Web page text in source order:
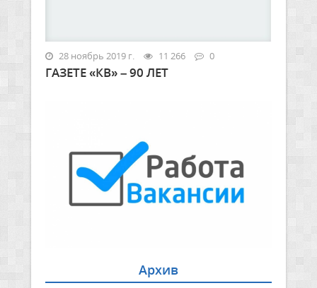
28 ноябрь 2019 г. 11 266 0
ГАЗЕТЕ «КВ» – 90 ЛЕТ
Архив